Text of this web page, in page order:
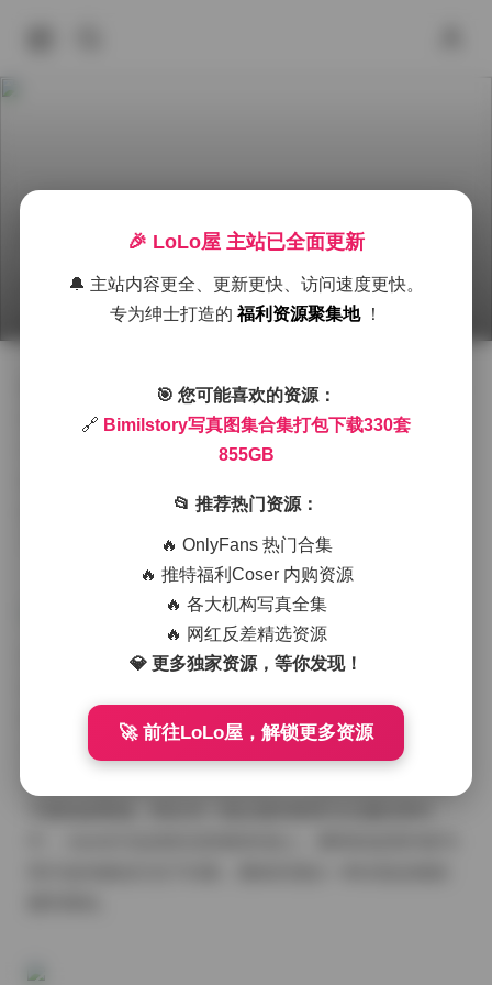
2026年6月30日 下午5:51 秘语空间 Bimilstory
翻开这套Bimilstory的写真合集，第一眼便被那种轻盈的
氛围所吸引。镜头里的模特常常站在晨光初露的海边，
薄雾与海风交织，衣角随 breeze 轻摆，仿佛时间在这一
的薰衣紫，有时是冷峻的海军蓝，色彩的选择不仅服务
于情感渲染，也让整体视觉更具层次感。
拍摄现场往往布置得相当简约，却不失细节。比如在一
砖以及老式咖啡机都被精心放置，模特身着高腰阔腿裤
与针织衫，低头翻阅旧报纸的动作被捕捉得十分自然。
🎉 LoLo屋 主站已全面更新
🔔 主站内容更全、更新更快、访问速度更快。
专为绅士打造的福利资源聚集地 ！
🎯 您可能喜欢的资源：
🔗 Bimilstory写真图集合集打包下载330套
855GB
📂 推荐热门资源：
🔥 OnlyFans 热门合集
🔥 推特福利Coser 内购资源
🔥 各大机构写真全集
🔥 网红反差精选资源
💎 更多独家资源，等你发现！
🚀 前往LoLo屋，解锁更多资源